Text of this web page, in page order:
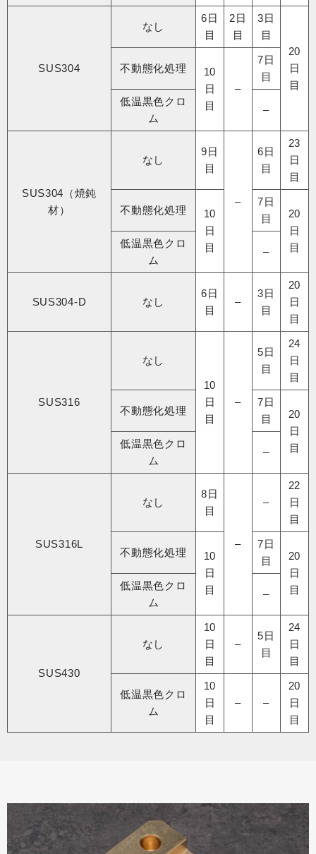
SUS304
なし
6日
目
2日
目
3日
目
20
日
目
不動態化処理​
10
日
目
–
7日
目
低温黒色クロ
ム
–
SUS304（焼鈍
材）
なし
9日
目
–
6日
目
23
日
目
不動態化処理​
10
日
目
7日
目
20
日
目
低温黒色クロ
ム
–
SUS304-D なし
6日
目
–
3日
目
20
日
目
SUS316
なし
10
日
目
–
5日
目
24
日
目
不動態化処理​
7日
目
20
日
目
低温黒色クロ
ム
–
SUS316L
なし
8日
目
–
–
22
日
目
不動態化処理​
10
日
目
7日
目
20
日
目
低温黒色クロ
ム
–
SUS430
なし
10
日
目
–
5日
目
24
日
目
低温黒色クロ
ム
10
日
目
– –
20
日
目